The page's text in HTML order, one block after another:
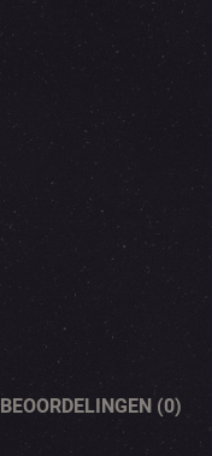
BEOORDELINGEN (0)